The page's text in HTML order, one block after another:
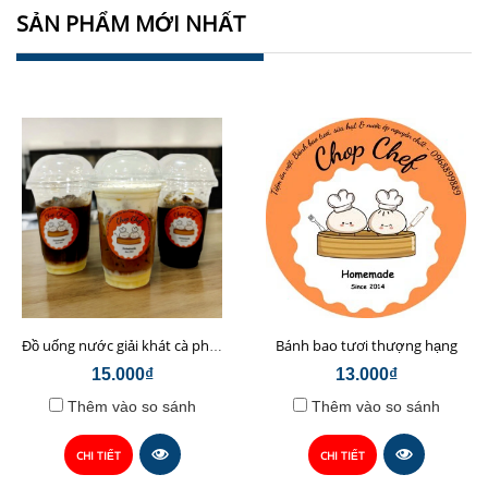
SẢN PHẨM MỚI NHẤT
Đồ uống nước giải khát cà phê sữa hạt Chop Chef
15.000₫
Thêm vào so sánh
CHI TIẾT
Bánh bao tươi thượng hạng
13.000₫
Thêm vào so sánh
CHI TIẾT